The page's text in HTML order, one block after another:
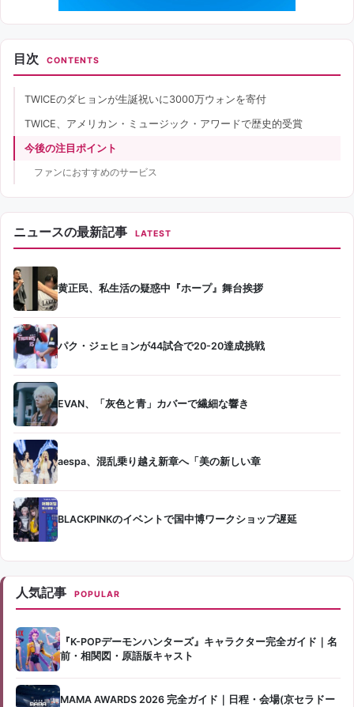
目次 CONTENTS
TWICEのダヒョンが生誕祝いに3000万ウォンを寄付
TWICE、アメリカン・ミュージック・アワードで歴史的受賞
今後の注目ポイント
ファンにおすすめのサービス
ニュースの最新記事 LATEST
黄正民、私生活の疑惑中『ホープ』舞台挨拶
パク・ジェヒョンが44試合で20-20達成挑戦
EVAN、「灰色と青」カバーで繊細な響き
aespa、混乱乗り越え新章へ「美の新しい章
BLACKPINKのイベントで国中博ワークショップ遅延
人気記事 POPULAR
『K-POPデーモンハンターズ』キャラクター完全ガイド｜名
前・相関図・原語版キャスト
MAMA AWARDS 2026 完全ガイド｜日程・会場(京セラドー